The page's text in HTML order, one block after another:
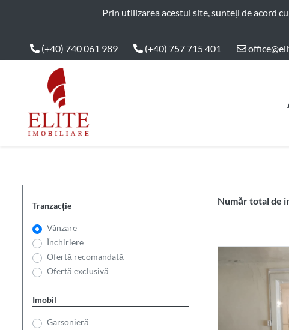
ELITE IMOBILIARE
Prin utilizarea acestui site, sunteți de acord
(+40) 740 061 989 (+40) 757 715 401
Main Nav
Tranzacție
Vânzare
Închiriere
Ofertă recomandată
Ofertă exclusivă
Imobil
Garsonieră
Număr total de